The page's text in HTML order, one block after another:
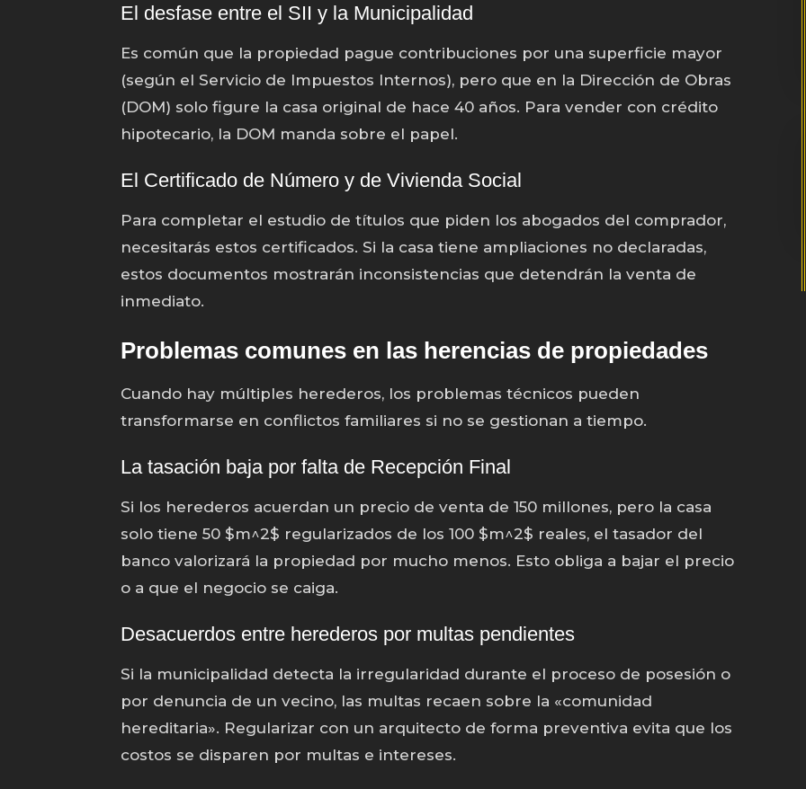
El desfase entre el SII y la Municipalidad
Es común que la propiedad pague contribuciones por una superficie mayor
(según el Servicio de Impuestos Internos), pero que en la Dirección de Obras
(DOM) solo figure la casa original de hace 40 años. Para vender con crédito
hipotecario, la DOM manda sobre el papel.
El Certificado de Número y de Vivienda Social
Para completar el estudio de títulos que piden los abogados del comprador,
necesitarás estos certificados. Si la casa tiene ampliaciones no declaradas,
estos documentos mostrarán inconsistencias que detendrán la venta de
inmediato.
Problemas comunes en las herencias de propiedades
Cuando hay múltiples herederos, los problemas técnicos pueden
transformarse en conflictos familiares si no se gestionan a tiempo.
La tasación baja por falta de Recepción Final
Si los herederos acuerdan un precio de venta de 150 millones, pero la casa
solo tiene 50 $m^2$ regularizados de los 100 $m^2$ reales, el tasador del
banco valorizará la propiedad por mucho menos. Esto obliga a bajar el precio
o a que el negocio se caiga.
Desacuerdos entre herederos por multas pendientes
Si la municipalidad detecta la irregularidad durante el proceso de posesión o
por denuncia de un vecino, las multas recaen sobre la «comunidad
hereditaria». Regularizar con un arquitecto de forma preventiva evita que los
costos se disparen por multas e intereses.